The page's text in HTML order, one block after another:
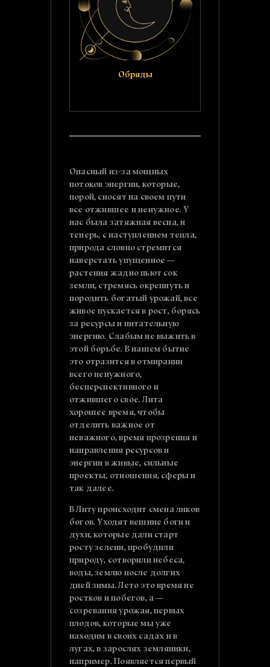
Обряды
Опасный из-за мощных
потоков энергии, которые,
порой, сносят на своем пути
все отжившее и ненужное. У
нас была затяжная весна, и
теперь, с наступлением тепла,
природа словно стремится
наверстать упущенное —
растения жадно пьют сок
земли, стремясь окрепнуть и
породить богатый урожай, все
живое пускается в рост, борясь
за ресурсы и питательную
энергию. Слабым не выжить в
этой борьбе. В нашем бытие
это отразится в отмирании
всего ненужного,
бесперспективного и
отжившего свое. Лита
хорошее время, чтобы
отделить важное от
неважного, время прозрения и
направления ресурсов и
энергии в живые, сильные
проекты, отношения, сферы и
так далее.
В Литу происходит смена ликов
богов. Уходят вешние боги и
духи, которые дали старт
росту зелени, пробудили
природу, сотворили небеса,
воды, землю после долгих
дней зимы. Лето это время не
ростков и побегов, а —
созревания урожая, первых
плодов, которые мы уже
находим в своих садах и в
лугах, в зарослях земляники,
например. Появляется первый